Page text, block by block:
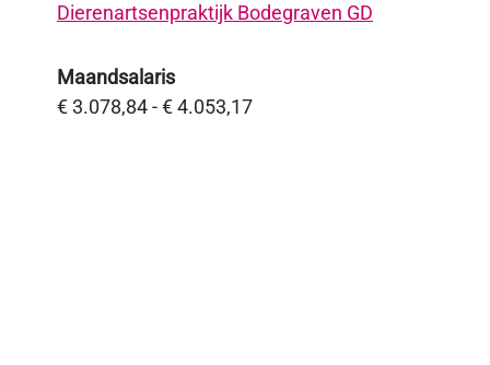
Dierenartsenpraktijk Bodegraven GD
Maandsalaris
€ 3.078,84 - € 4.053,17